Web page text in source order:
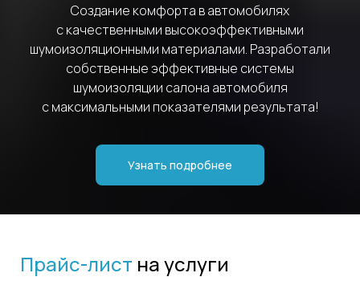
Создание комфорта в автомобилях
с качественными высокоэффективными
шумоизоляционными материалами. Разработали
собственные эффективные системы
шумоизоляции салона автомобиля
с максимальными показателями результата!
Узнать подробнее
Прайс-лист на услуги